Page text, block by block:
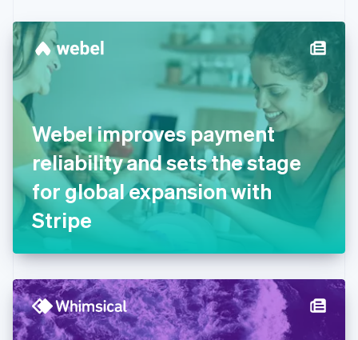
Webel improves payment
reliability and sets the stage
for global expansion with
Stripe
Cipro
English
Croazia
English
Danimarca
English
Estonia
English
Finlandia
English Svenska
Francia
Germania
Giappone
日本語English
Gibilterra
English